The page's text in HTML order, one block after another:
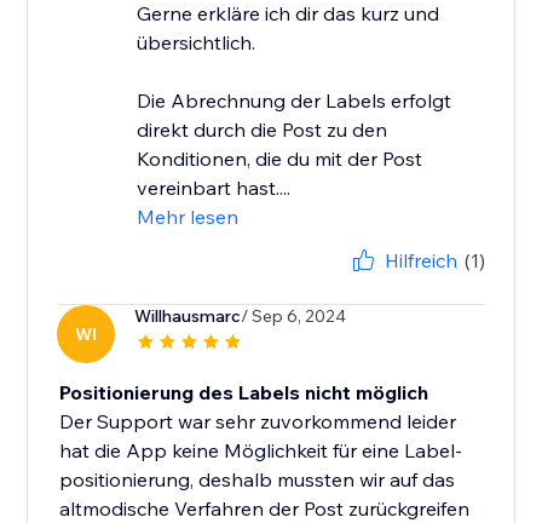
Gerne erkläre ich dir das kurz und
übersichtlich.
Die Abrechnung der Labels erfolgt
direkt durch die Post zu den
Konditionen, die du mit der Post
vereinbart hast....
Mehr lesen
Hilfreich (1)
WI
Willhausmarc/ Sep 6, 2024
Positionierung des Labels nicht möglich
Der Support war sehr zuvorkommend leider
hat die App keine Möglichkeit für eine Label-
positionierung, deshalb mussten wir auf das
altmodische Verfahren der Post zurückgreifen